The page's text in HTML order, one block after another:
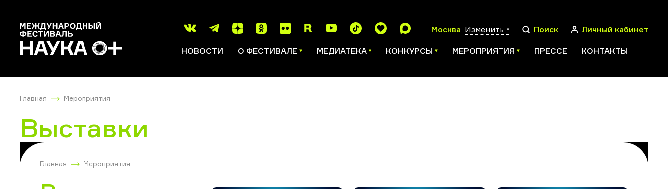
Москва Изменить Поиск Личный кабинет
НОВОСТИ О ФЕСТИВАЛЕ МЕДИАТЕКА КОНКУРСЫ МЕРОПРИЯТИЯ ПРЕССЕ КОНТАКТЫ
Главная Мероприятия
Выставки
Главная Мероприятия